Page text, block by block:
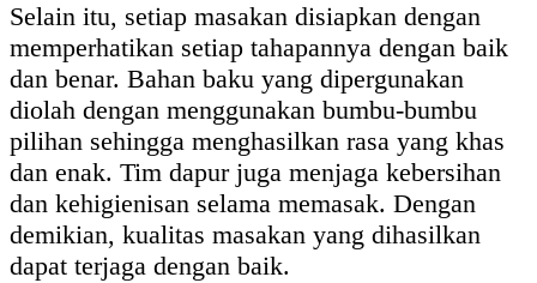
Selain itu, setiap masakan disiapkan dengan
memperhatikan setiap tahapannya dengan baik
dan benar. Bahan baku yang dipergunakan
diolah dengan menggunakan bumbu-bumbu
pilihan sehingga menghasilkan rasa yang khas
dan enak. Tim dapur juga menjaga kebersihan
dan kehigienisan selama memasak. Dengan
demikian, kualitas masakan yang dihasilkan
dapat terjaga dengan baik.